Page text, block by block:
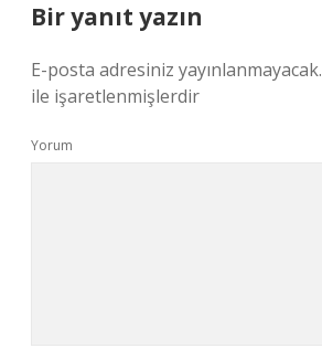
Bir yanıt yazın
E-posta adresiniz yayınlanmayacak.
ile işaretlenmişlerdir
Yorum